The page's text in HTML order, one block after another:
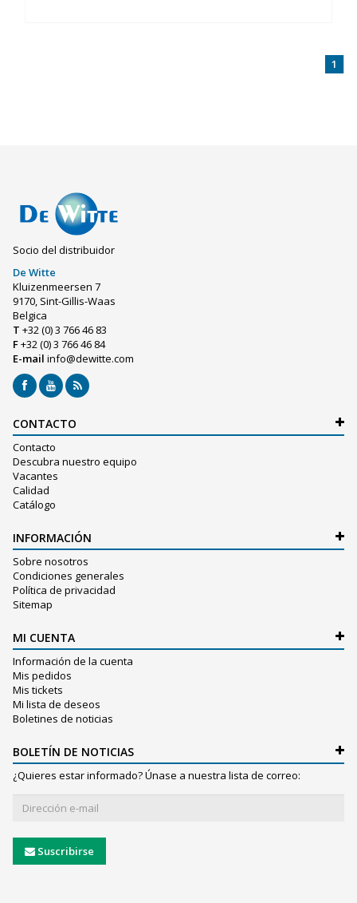
1
Socio del distribuidor
De Witte
Kluizenmeersen 7
9170, Sint-Gillis-Waas
Belgica
T +32 (0) 3 766 46 83
F+32 (0) 3 766 46 84
E-mail info@dewitte.com
CONTACTO
Contacto
Descubra nuestro equipo
Vacantes
Calidad
Catálogo
INFORMACIÓN
Sobre nosotros
Condiciones generales
Política de privacidad
Sitemap
MI CUENTA
Información de la cuenta
Mis pedidos
Mis tickets
Mi lista de deseos
Boletines de noticias
BOLETÍN DE NOTICIAS
¿Quieres estar informado? Únase a nuestra lista de correo:
Suscribirse